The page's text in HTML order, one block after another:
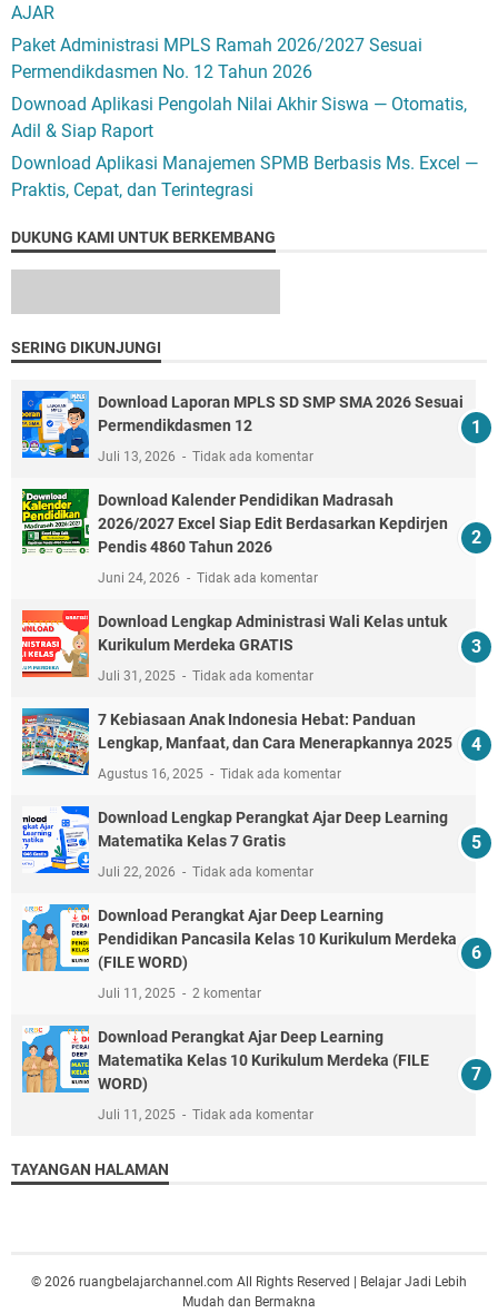
AJAR
Paket Administrasi MPLS Ramah 2026/2027 Sesuai
Permendikdasmen No. 12 Tahun 2026
Downoad Aplikasi Pengolah Nilai Akhir Siswa — Otomatis,
Adil & Siap Raport
Download Aplikasi Manajemen SPMB Berbasis Ms. Excel —
Praktis, Cepat, dan Terintegrasi
DUKUNG KAMI UNTUK BERKEMBANG
SERING DIKUNJUNGI
Download Laporan MPLS SD SMP SMA 2026 Sesuai
Permendikdasmen 12
Juli 13, 2026 Tidak ada komentar
Download Kalender Pendidikan Madrasah
2026/2027 Excel Siap Edit Berdasarkan Kepdirjen
Pendis 4860 Tahun 2026
Juni 24, 2026 Tidak ada komentar
Download Lengkap Administrasi Wali Kelas untuk
Kurikulum Merdeka GRATIS
Juli 31, 2025 Tidak ada komentar
7 Kebiasaan Anak Indonesia Hebat: Panduan
Lengkap, Manfaat, dan Cara Menerapkannya 2025
Agustus 16, 2025 Tidak ada komentar
Download Lengkap Perangkat Ajar Deep Learning
Matematika Kelas 7 Gratis
Juli 22, 2026 Tidak ada komentar
Download Perangkat Ajar Deep Learning
Pendidikan Pancasila Kelas 10 Kurikulum Merdeka
(FILE WORD)
Juli 11, 2025 2 komentar
Download Perangkat Ajar Deep Learning
Matematika Kelas 10 Kurikulum Merdeka (FILE
WORD)
Juli 11, 2025 Tidak ada komentar
TAYANGAN HALAMAN
© 2026 ruangbelajarchannel.com All Rights Reserved | Belajar Jadi Lebih
Mudah dan Bermakna